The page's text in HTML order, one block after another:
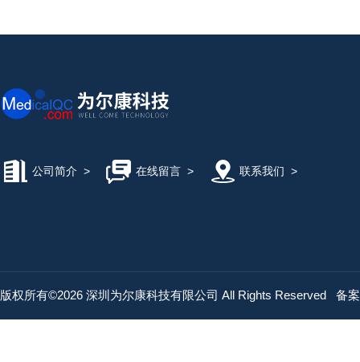
公司简介 > 在线留言> 联系我们 >
版权所有©2026 深圳为尔康科技有限公司 All Rights Reserved 备